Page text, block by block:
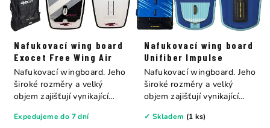
Nafukovací wing board
Exocet Free Wing Air
Expedujeme do 7 dní
Nafukovací wingboard. Jeho
široké rozměry a velký
objem zajišťují vynikající
Nafukovací wing board
Unifiber Impulse
✓ Skladem (1 ks)
Nafukovací wingboard. Jeho
široké rozměry a velký
objem zajišťují vynikající